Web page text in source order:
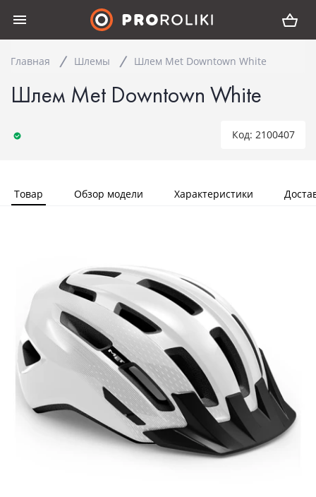
Главная Шлемы Шлем Met Downtown White
Шлем Met Downtown White
Код: 2100407
Товар Обзор модели Характеристики